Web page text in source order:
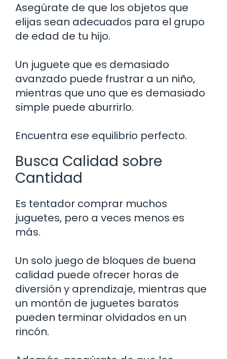
Asegúrate de que los objetos que
elijas sean adecuados para el grupo
de edad de tu hijo.
Un juguete que es demasiado
avanzado puede frustrar a un niño,
mientras que uno que es demasiado
simple puede aburrirlo.
Encuentra ese equilibrio perfecto.
Busca Calidad sobre
Cantidad
Es tentador comprar muchos
juguetes, pero a veces menos es
más.
Un solo juego de bloques de buena
calidad puede ofrecer horas de
diversión y aprendizaje, mientras que
un montón de juguetes baratos
pueden terminar olvidados en un
rincón.